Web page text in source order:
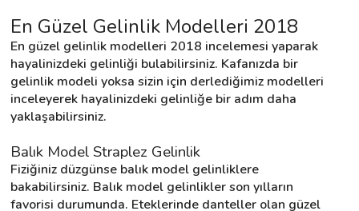
Destek
İletişim
Kariyer
En Güzel Gelinlik Modelleri 2018
En güzel gelinlik modelleri 2018 incelemesi yaparak
hayalinizdeki gelinliği bulabilirsiniz. Kafanızda bir
gelinlik modeli yoksa sizin için derlediğimiz modelleri
inceleyerek hayalinizdeki gelinliğe bir adım daha
yaklaşabilirsiniz.
Balık Model Straplez Gelinlik
Fiziğiniz düzgünse balık model gelinliklere
bakabilirsiniz. Balık model gelinlikler son yılların
favorisi durumunda. Eteklerinde danteller olan güzel